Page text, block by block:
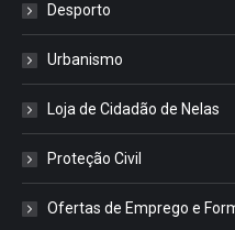
Desporto
Urbanismo
Loja de Cidadão de Nelas
Proteção Civil
Ofertas de Emprego e